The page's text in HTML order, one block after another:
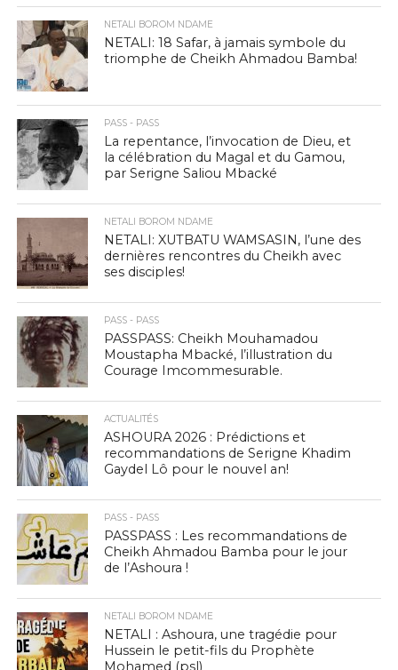
NETALI BOROM NDAME
NETALI: 18 Safar, à jamais symbole du
triomphe de Cheikh Ahmadou Bamba!
PASS - PASS
La repentance, l’invocation de Dieu, et
la célébration du Magal et du Gamou,
par Serigne Saliou Mbacké
NETALI BOROM NDAME
NETALI: XUTBATU WAMSASIN, l’une des
dernières rencontres du Cheikh avec
ses disciples!
PASS - PASS
PASSPASS: Cheikh Mouhamadou
Moustapha Mbacké, l’illustration du
Courage Imcommesurable.
ACTUALITÉS
ASHOURA 2026 : Prédictions et
recommandations de Serigne Khadim
Gaydel Lô pour le nouvel an!
PASS - PASS
PASSPASS : Les recommandations de
Cheikh Ahmadou Bamba pour le jour
de l’Ashoura !
NETALI BOROM NDAME
NETALI : Ashoura, une tragédie pour
Hussein le petit-fils du Prophète
Mohamed (psl)